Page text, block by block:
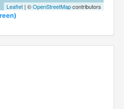
Leaflet | ©OpenStreetMapcontributors